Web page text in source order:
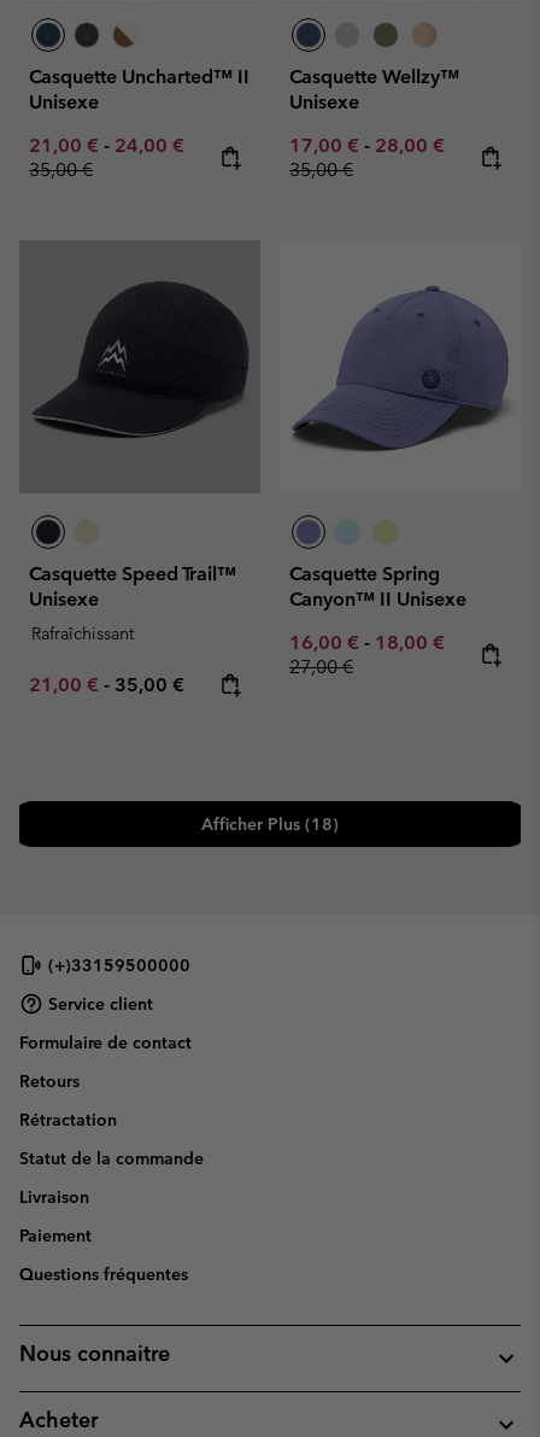
Casquette Uncharted™ II
Unisexe
Minimum sale price:
21,00 € - Maximum sale price:
24,00 € Regular price:
35,00 €
Casquette Wellzy™
Unisexe
Minimum sale price:
17,00 € - Maximum sale
28,00 € Regular
35,00 €
Casquette Speed Trail™
Unisexe
Rafraîchissant
Minimum sale price:
21,00 € - Maximum price:
35,00 €
Casquette Spring
Canyon™ II Unisexe
Minimum sale price:
16,00 € - Maximum sale
18,00 € Regular
27,00 €
Afficher Plus (18)
(+)33159500000
Service client
Formulaire de contact
Retours
Rétractation
Statut de la commande
Livraison
Paiement
Questions fréquentes
Nous connaitre
Acheter